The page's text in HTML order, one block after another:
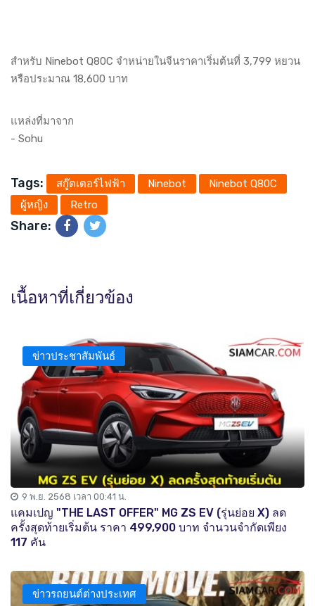
สำหรับ Ninebot Q80C จำหน่ายในจีนราคาเริ่มต้นที่ 3,799 หยวน
หรือประมาณ 18,600 บาท
แหล่งที่มาจาก
- Sohu
Tags: สกู๊ตเตอร์ไฟฟ้า Ninebot
Ninebot Q80C
ผู้หญิง
Retro
Share:
เนื้อหาที่เกี่ยวข้อง
ข่าวประชาสัมพันธ์
9 พ.ย. 2568 เวลา 00:41 น.
แคมเปญ "THE LAST OFFER" MG ZS EV (รุ่นย่อย X) ลด
ครั้งสุดท้ายเริ่มต้น ราคา 499,900 บาท จำนวนจำกัดเพียง
117 คัน
ข่าวรถยนต์ต่างประเทศ